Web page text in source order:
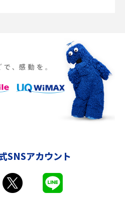
）の違いは？サイズやスペックを比較し
！スペック・機能の違いをわかりやすく
メラ・スペック・機能を徹底比較
前準備・手順やデータ移行方法をわかり
SNSアカウント